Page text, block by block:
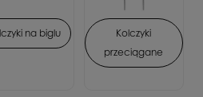
na biglu
Kolczyki
przeciągane